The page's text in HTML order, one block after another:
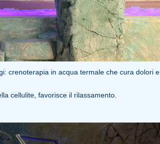
crenoterapia in acqua termale che cura dolori e
cellulite, favorisce il rilassamento.